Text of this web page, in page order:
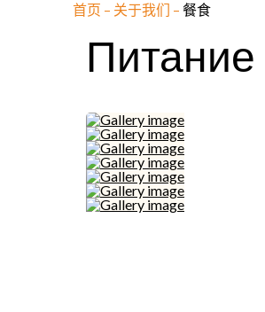
首页 – 关于我们 – 餐食
Питание